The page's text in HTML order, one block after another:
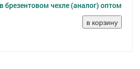
чехле (аналог) оптом